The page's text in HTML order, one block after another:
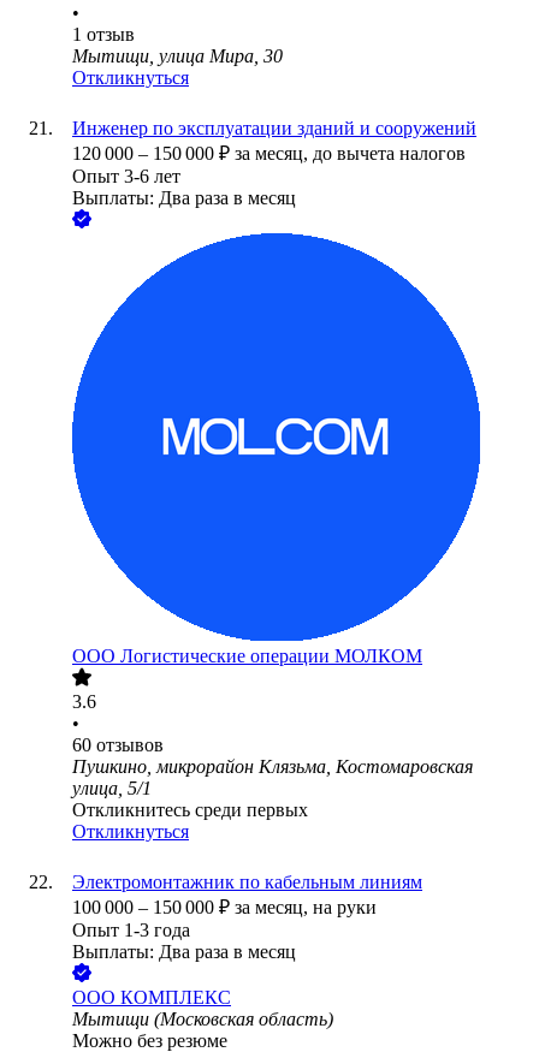
•
1 отзыв
Мытищи, улица Мира, 30
Откликнуться
Инженер по эксплуатации зданий и сооружений
120 000 – 150 000 ₽ за месяц, до вычета налогов
Опыт 3-6 лет
Выплаты: Два раза в месяц
ООО Логистические операции МОЛКОМ
3.6
•
60 отзывов
Пушкино, микрорайон Клязьма, Костомаровская
улица, 5/1
Откликнитесь среди первых
Откликнуться
Электромонтажник по кабельным линиям
100 000 – 150 000 ₽ за месяц, на руки
Опыт 1-3 года
Выплаты: Два раза в месяц
ООО КОМПЛЕКС
Мытищи (Московская область)
Можно без резюме